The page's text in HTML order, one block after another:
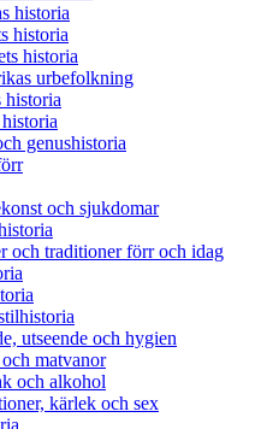
historia
historia
historia
urbefolkning
historia
genushistoria
och sjukdomar
och traditioner förr och idag
utseende och hygien
matvanor
och alkohol
kärlek och sex